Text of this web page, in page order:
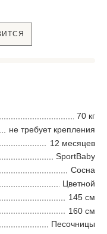
70 кг
не требует крепления
12 месяцев
SportBaby
Сосна
Цветной
145 см
160 см
Песочницы